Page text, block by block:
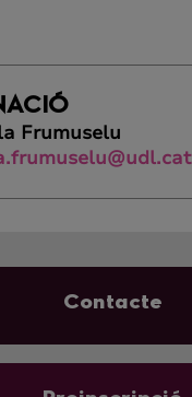
Frumuselu
Contacte